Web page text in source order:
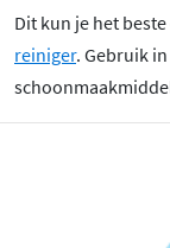
Dit kun je het
reiniger. Gebruik